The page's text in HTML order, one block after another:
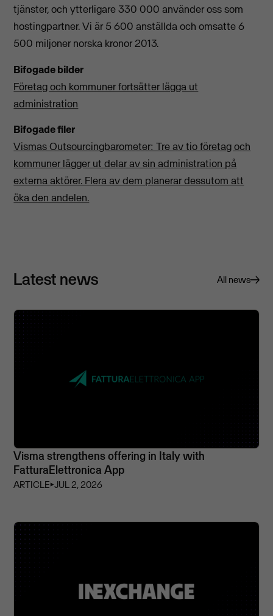
tjänster, och ytterligare 330 000 använder oss som
hostingpartner. Vi är 5 600 anställda och omsatte 6
500 miljoner norska kronor 2013.
Bifogade bilder
Företag och kommuner fortsätter lägga ut
administration
Bifogade filer
Vismas Outsourcingbarometer: Tre av tio företag och
kommuner lägger ut delar av sin administration på
externa aktörer. Flera av dem planerar dessutom att
öka den andelen.
Latest news All news
Visma strengthens offering in Italy with
FatturaElettronica App
ARTICLE⏵JUL 2, 2026